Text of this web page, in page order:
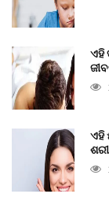
ଏହି
ଏହି